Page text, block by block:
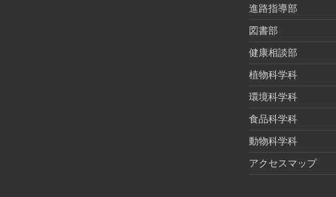
進路指導部
図書部
健康相談部
植物科学科
環境科学科
食品科学科
動物科学科
アクセスマップ